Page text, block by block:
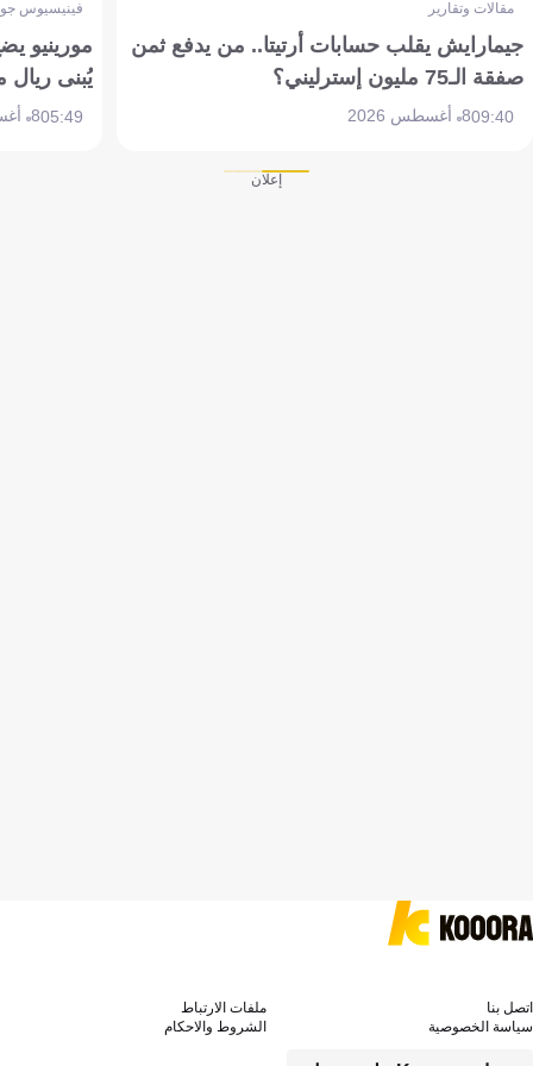
مقالات وتقارير
جيمارايش يقلب حسابات أرتيتا.. من يدفع ثمن
صفقة الـ75 مليون إسترليني؟
09:408 أغسطس 2026
فينيسيوس
مورينيو
يُبنى ريال
05:498 أغسطس 2026
إعلان
اتصل بنا
ملفات الارتباط
سياسة الخصوصية
الشروط والاحكام